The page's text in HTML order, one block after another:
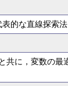
的な直線探索
共に，変数の